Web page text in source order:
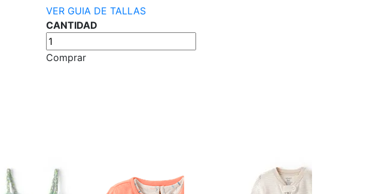
VER GUIA DE TALLAS
CANTIDAD
Comprar